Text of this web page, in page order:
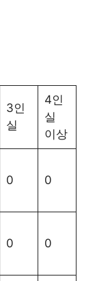
3인
실
4인
실
이상
0 0
0 0